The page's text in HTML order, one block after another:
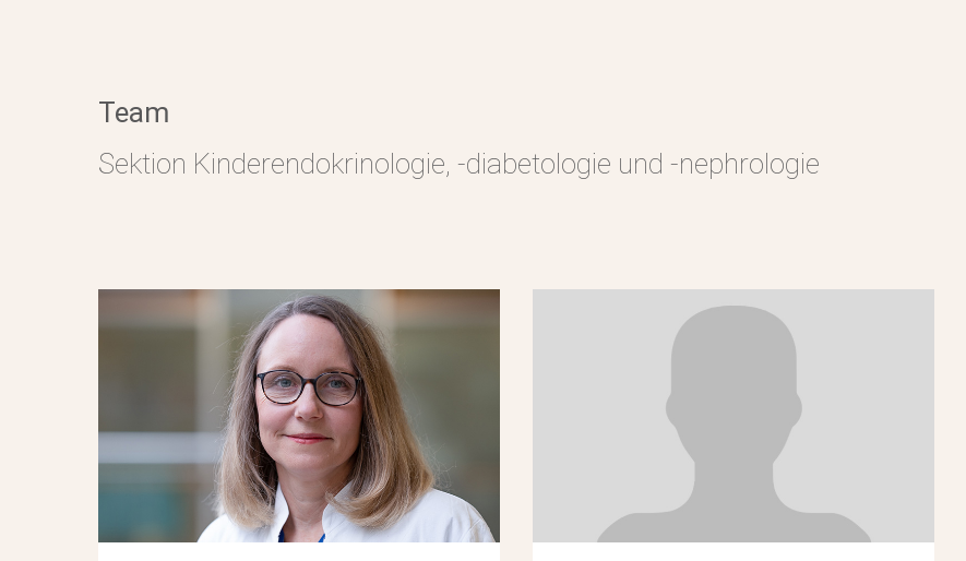
Team
Sektion Kinderendokrinologie, -diabetologie und -nephrologie